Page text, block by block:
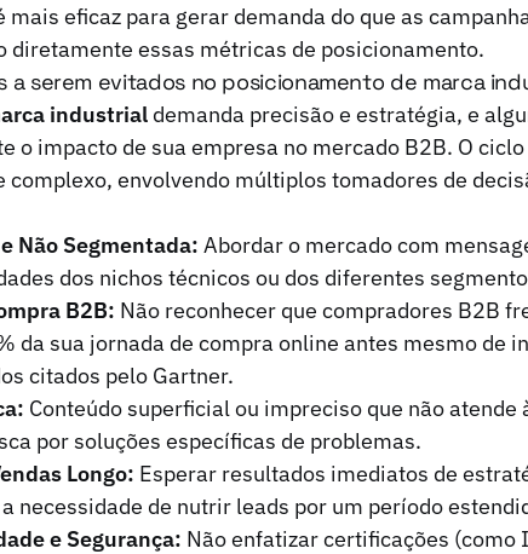
eficaz para gerar demanda do que as
diretamente essas métricas de posicionamento.
a serem evitados no posicionamento de marca
industrial demanda precisão e estratégia, e
o impacto de sua empresa no mercado B2B. O ciclo
complexo, envolvendo múltiplos tomadores de
Não Segmentada: Abordar o mercado com
dos nichos técnicos ou dos diferentes
B2B: Não reconhecer que compradores B2B
da sua jornada de compra online antes mesmo de
citados pelo Gartner.
Conteúdo superficial ou impreciso que não atende
por soluções específicas de problemas.
Longo: Esperar resultados imediatos de
necessidade de nutrir leads por um período
e Segurança: Não enfatizar certificações (como